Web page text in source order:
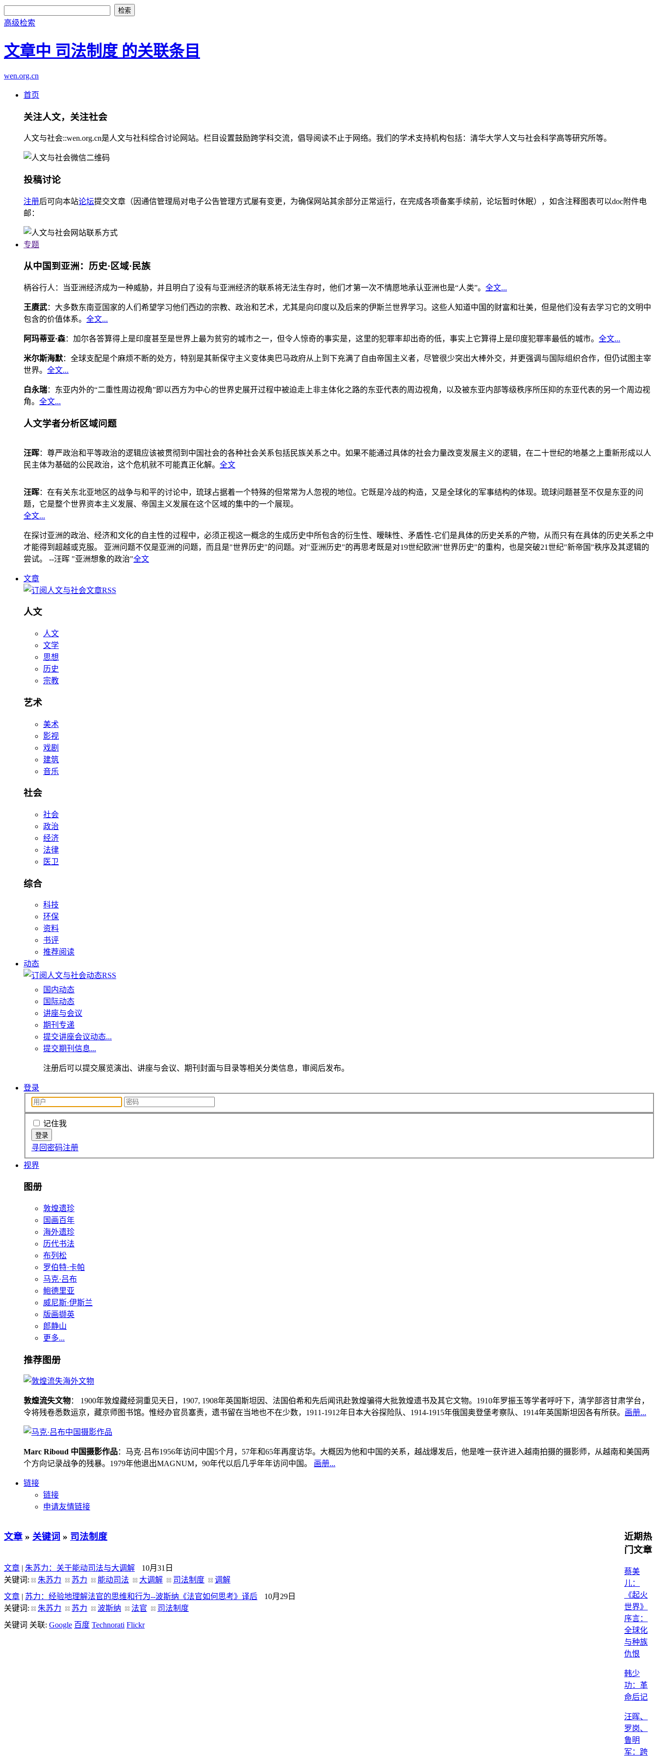
高级检索
文章中 司法制度 的关联条目
wen.org.cn
首页
关注人文，关注社会
人文与社会::wen.org.cn是人文与社科综合讨论网站。栏目设置鼓励跨学科交流，倡导阅读不止于网络。我们的学术支持机构包括：清华大学人文与社会科学高等研究所等。
投稿讨论
注册后可向本站论坛提交文章（因通信管理局对电子公告管理方式屡有变更，为确保网站其余部分正常运行，在完成各项备案手续前，论坛暂时休眠），如含注释图表可以doc附件电
邮：
专题
从中国到亚洲：历史·区域·民族
柄谷行人：当亚洲经济成为一种威胁，并且明白了没有与亚洲经济的联系将无法生存时，他们才第一次不情愿地承认亚洲也是“人类”。 全文...
王赓武：大多数东南亚国家的人们希望学习他们西边的宗教、政治和艺术，尤其是向印度以及后来的伊斯兰世界学习。这些人知道中国的财富和壮美，但是他们没有去学习它的文明中
包含的价值体系。 全文...
阿玛蒂亚·森：加尔各答算得上是印度甚至是世界上最为贫穷的城市之一，但令人惊奇的事实是，这里的犯罪率却出奇的低，事实上它算得上是印度犯罪率最低的城市。 全文...
米尔斯海默：全球支配是个麻烦不断的处方，特别是其新保守主义变体奥巴马政府从上到下充满了自由帝国主义者，尽管很少突出大棒外交，并更强调与国际组织合作，但仍试图主宰
世界。 全文...
白永瑞：东亚内外的“二重性周边视角”即以西方为中心的世界史展开过程中被迫走上非主体化之路的东亚代表的周边视角，以及被东亚内部等级秩序所压抑的东亚代表的另一个周边视
角。 全文...
人文学者分析区域问题
汪晖：尊严政治和平等政治的逻辑应该被贯彻到中国社会的各种社会关系包括民族关系之中。如果不能通过具体的社会力量改变发展主义的逻辑，在二十世纪的地基之上重新形成以人
民主体为基础的公民政治，这个危机就不可能真正化解。 全文
汪晖：在有关东北亚地区的战争与和平的讨论中，琉球占据着一个特殊的但常常为人忽视的地位。它既是冷战的构造，又是全球化的军事结构的体现。琉球问题甚至不仅是东亚的问
题，它是整个世界资本主义发展、帝国主义发展在这个区域的集中的一个展现。
全文...
在探讨亚洲的政治、经济和文化的自主性的过程中，必须正视这一概念的生成历史中所包含的衍生性、暧昧性、矛盾性-它们是具体的历史关系的产物，从而只有在具体的历史关系之中
才能得到超越或克服。 亚洲问题不仅是亚洲的问题，而且是"世界历史"的问题。对"亚洲历史"的再思考既是对19世纪欧洲"世界历史"的重构，也是突破21世纪"新帝国"秩序及其逻辑的
尝试。 --汪晖 "亚洲想象的政治"全文
文章
人文
人文
文学
思想
历史
宗教
艺术
美术
影视
戏剧
建筑
音乐
社会
社会
政治
经济
法律
医卫
综合
科技
环保
资料
书评
推荐阅读
动态
国内动态
国际动态
讲座与会议
期刊专递
提交讲座会议动态...
提交期刊信息...
注册后可以提交展览演出、讲座与会议、期刊封面与目录等相关分类信息，审阅后发布。
登录
记住我
寻回密码注册
视界
图册
敦煌遗珍
国画百年
海外遗珍
历代书法
布列松
罗伯特·卡帕
马克·吕布
鲍德里亚
威尼斯·伊斯兰
版画撷英
郎静山
更多...
推荐图册
敦煌流失文物： 1900年敦煌藏经洞重见天日，1907, 1908年英国斯坦因、法国伯希和先后闻讯赴敦煌骗得大批敦煌遗书及其它文物。1910年罗振玉等学者呼吁下，清学部咨甘肃学台，
令将残卷悉数运京，藏京师图书馆。惟经办官员塞责，遗书留在当地也不在少数，1911-1912年日本大谷探险队、1914-1915年俄国奥登堡考察队、1914年英国斯坦因各有所获。 画册...
Marc Riboud 中国摄影作品：马克·吕布1956年访问中国5个月，57年和65年再度访华。大概因为他和中国的关系，越战爆发后，他是唯一获许进入越南拍摄的摄影师，从越南和美国两
个方向记录战争的残暴。1979年他退出MAGNUM，90年代以后几乎年年访问中国。 画册...
链接
链接
申请友情链接
文章 » 关键词 » 司法制度
文章 | 朱苏力：关于能动司法与大调解
10月31日
关键词:
朱苏力 苏力 能动司法 大调解 司法制度
调解
文章 | 苏力：经验地理解法官的思维和行为--波斯纳《法官如何思考》译后
10月29日
关键词:
朱苏力 苏力 波斯纳 法官
司法制度
关键词 关联: Google 百度 Technorati Flickr
近期热
门文章
蔡美
儿：
《起火
世界》
序言：
全球化
与种族
仇恨
韩少
功：革
命后记
汪晖、
罗岗、
鲁明
军：跨